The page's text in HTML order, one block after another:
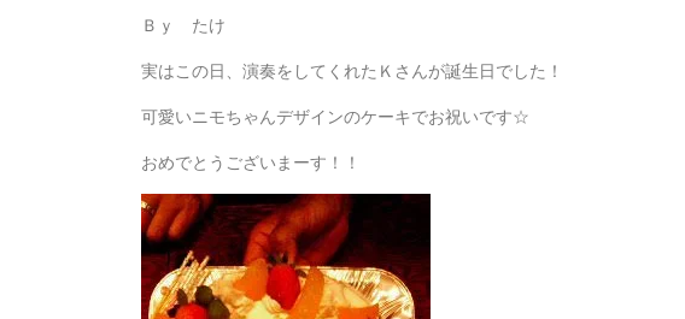
Ｂｙ たけ
実はこの日、演奏をしてくれたＫさんが誕生日でした！
可愛いニモちゃんデザインのケーキでお祝いです☆
おめでとうございまーす！！